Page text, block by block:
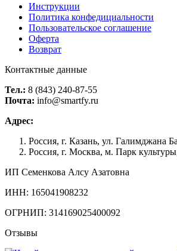
Инструкции
Политика конфедициальности
Пользовательское соглашение
Оферта
Возврат
Контактные данные
Тел.: 8 (843) 240-87-55
Почта: info@smartfy.ru
Адрес:
Россия, г. Казань, ул. Галимджана
Россия, г. Москва, м. Парк
ИП Семенкова Алсу Азатовна
ИНН: 165041908232
ОГРНИП: 314169025400092
Отзывы